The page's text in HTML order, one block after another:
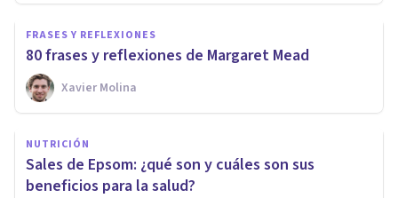
FRASES Y REFLEXIONES
80 frases y reflexiones de Margaret Mead
Xavier Molina
NUTRICIÓN
Sales de Epsom: ¿qué son y cuáles son sus
beneficios para la salud?